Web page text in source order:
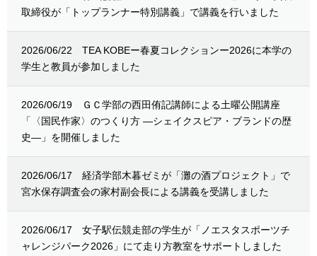
取締役が「トップランナー特別講義」で講義を行いました
2026/06/22
TEA KOBEー春夏コレクションー2026に本学の
学生と教員が参加しました
2026/06/19
ＧＣ学部の西田侑記講師による土曜公開講座
「〈国民作家〉のつくり方 —シェイクスピア・ブランドの歴
史—」を開催しました
2026/06/17
経済学部木暮ゼミが「灘の酒プロジェクト」で
宮水保存調査会の家村副会長による講義を受講しました
2026/06/17
女子駅伝競走部の学生が「ノエスタスポーツチ
ャレンジパーク2026」にて走り方教室をサポートしました